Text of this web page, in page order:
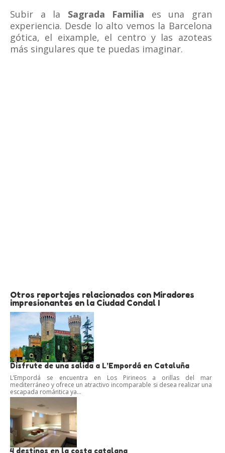
Subir a la Sagrada Familia es una gran
experiencia. Desde lo alto vemos la Barcelona
gótica, el eixample, el centro y las azoteas
más singulares que te puedas imaginar.
Otros reportajes relacionados con Miradores
impresionantes en la Ciudad Condal I
Disfrute de una salida a L’Empordá en Cataluña
L’Empordá se encuentra en Los Pirineos a orillas del mar
mediterráneo y ofrece un atractivo incomparable si desea realizar una
escapada romántica ya...
4 destinos en la costa catalana